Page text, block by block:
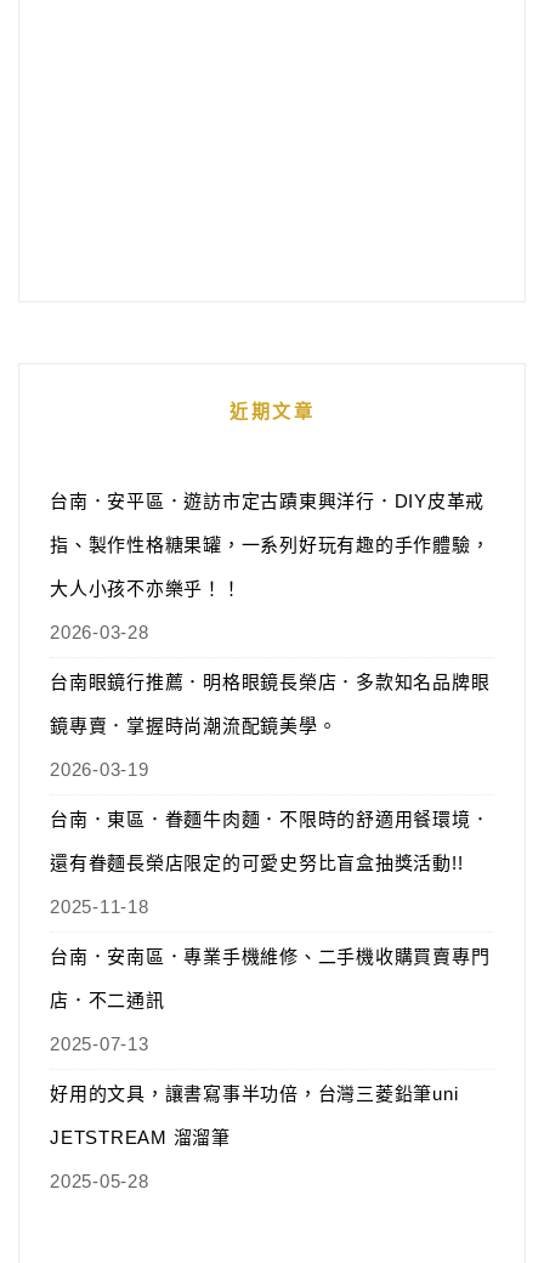
近期文章
台南．安平區．遊訪市定古蹟東興洋行．DIY皮革戒
指、製作性格糖果罐，一系列好玩有趣的手作體驗，
大人小孩不亦樂乎！！
2026-03-28
台南眼鏡行推薦．明格眼鏡長榮店．多款知名品牌眼
鏡專賣．掌握時尚潮流配鏡美學。
2026-03-19
台南．東區．眷麵牛肉麵．不限時的舒適用餐環境．
還有眷麵長榮店限定的可愛史努比盲盒抽獎活動!!
2025-11-18
台南．安南區．專業手機維修、二手機收購買賣專門
店．不二通訊
2025-07-13
好用的文具，讓書寫事半功倍，台灣三菱鉛筆uni
JETSTREAM 溜溜筆
2025-05-28